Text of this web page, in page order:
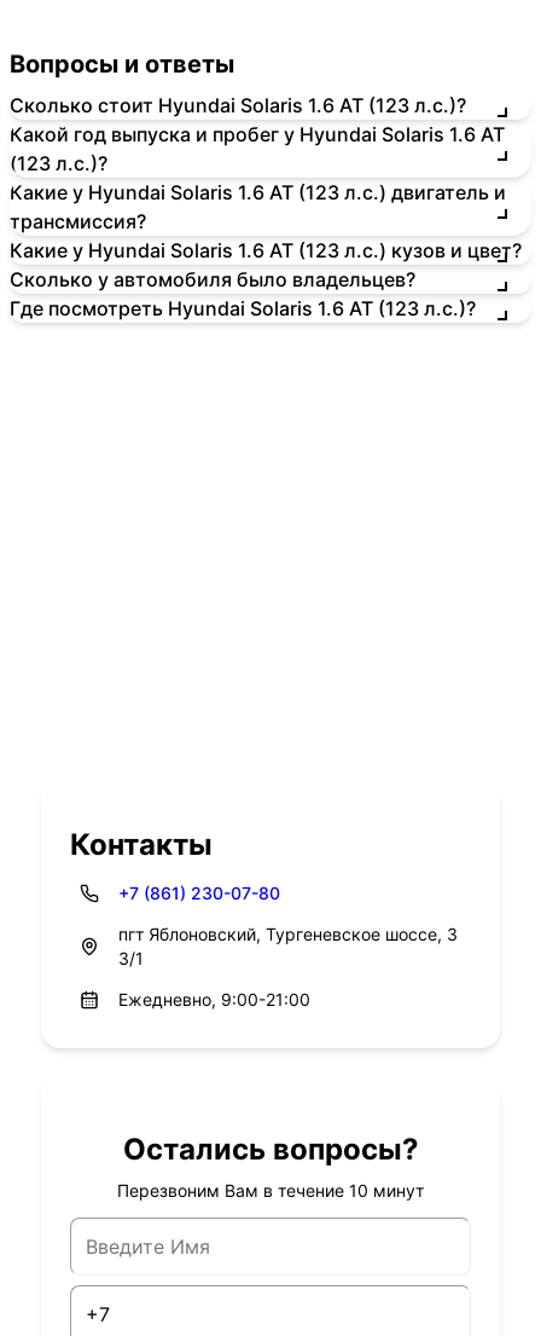
Вопросы и ответы
Сколько стоит Hyundai Solaris 1.6 AT (123 л.с.)?
Какой год выпуска и пробег у Hyundai Solaris 1.6 AT
(123 л.с.)?
Какие у Hyundai Solaris 1.6 AT (123 л.с.) двигатель и
трансмиссия?
Какие у Hyundai Solaris 1.6 AT (123 л.с.) кузов и цвет?
Сколько у автомобиля было владельцев?
Где посмотреть Hyundai Solaris 1.6 AT (123 л.с.)?
Контакты
+7 (861) 230-07-80
пгт Яблоновский, Тургеневское шоссе, 3
3/1
Ежедневно, 9:00-21:00
Остались вопросы?
Перезвоним Вам в течение 10 минут